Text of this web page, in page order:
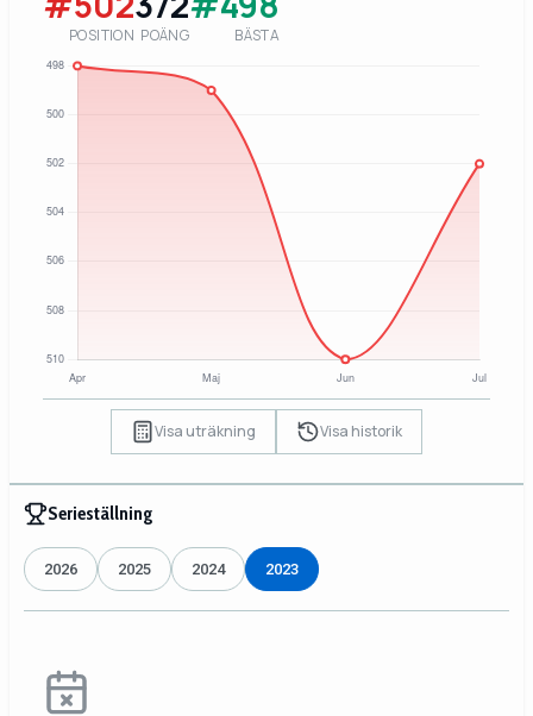
POSITION POÄNG BÄSTA
Visa uträkning Visa historik
Serieställning
2026 2025 2024 2023